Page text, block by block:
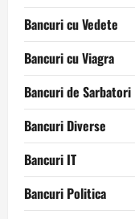
Bancuri cu Vedete
Bancuri cu Viagra
Bancuri de Sarbatori
Bancuri Diverse
Bancuri IT
Bancuri Politica